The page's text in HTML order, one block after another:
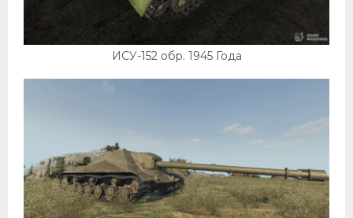
ИСУ-152 обр. 1945 Года